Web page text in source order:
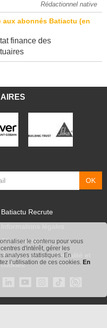
Rédactionnel native
finance des
Batiactu Recrute
Site annonceurs
Politique de confidentialité et
cookies
le contenu pour vous
d'intérêt, gérer les
analyses statistiques. En
l’utilisation de ces cookies. En